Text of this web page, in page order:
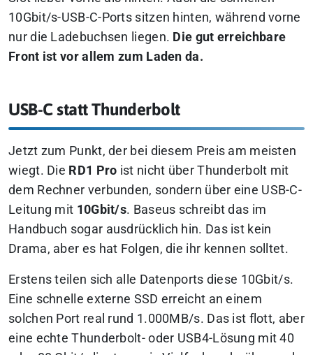
10Gbit/s-USB-C-Ports sitzen hinten, während vorne
nur die Ladebuchsen liegen. Die gut erreichbare
Front ist vor allem zum Laden da.
USB-C statt Thunderbolt
Jetzt zum Punkt, der bei diesem Preis am meisten
wiegt. Die RD1 Pro ist nicht über Thunderbolt mit
dem Rechner verbunden, sondern über eine USB-C-
Leitung mit 10Gbit/s. Baseus schreibt das im
Handbuch sogar ausdrücklich hin. Das ist kein
Drama, aber es hat Folgen, die ihr kennen solltet.
Erstens teilen sich alle Datenports diese 10Gbit/s.
Eine schnelle externe SSD erreicht an einem
solchen Port real rund 1.000MB/s. Das ist flott, aber
eine echte Thunderbolt- oder USB4-Lösung mit 40